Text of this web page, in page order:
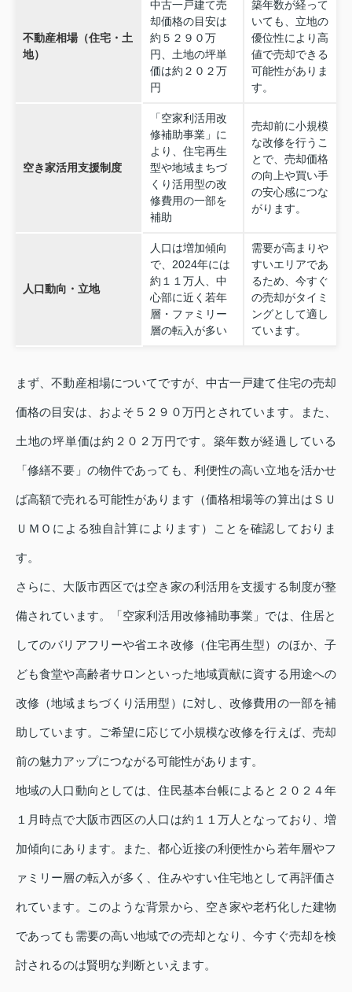
不動産相場（住宅・土
地）
中古一戸建て売
却価格の目安は
約５２９０万
円、土地の坪単
価は約２０２万
円
築年数が経って
いても、立地の
優位性により高
値で売却できる
可能性がありま
す。
空き家活用支援制度
「空家利活用改
修補助事業」に
より、住宅再生
型や地域まちづ
くり活用型の改
修費用の一部を
補助
売却前に小規模
な改修を行うこ
とで、売却価格
の向上や買い手
の安心感につな
がります。
人口動向・立地
人口は増加傾向
で、2024年には
約１１万人、中
心部に近く若年
層・ファミリー
層の転入が多い
需要が高まりや
すいエリアであ
るため、今すぐ
の売却がタイミ
ングとして適し
ています。
まず、不動産相場についてですが、中古一戸建て住宅の売却
価格の目安は、およそ５２９０万円とされています。また、
土地の坪単価は約２０２万円です。築年数が経過している
「修繕不要」の物件であっても、利便性の高い立地を活かせ
ば高額で売れる可能性があります（価格相場等の算出はＳＵ
ＵＭＯによる独自計算によります）ことを確認しておりま
す。
さらに、大阪市西区では空き家の利活用を支援する制度が整
備されています。「空家利活用改修補助事業」では、住居と
してのバリアフリーや省エネ改修（住宅再生型）のほか、子
ども食堂や高齢者サロンといった地域貢献に資する用途への
改修（地域まちづくり活用型）に対し、改修費用の一部を補
助しています。ご希望に応じて小規模な改修を行えば、売却
前の魅力アップにつながる可能性があります。
地域の人口動向としては、住民基本台帳によると２０２４年
１月時点で大阪市西区の人口は約１１万人となっており、増
加傾向にあります。また、都心近接の利便性から若年層やフ
ァミリー層の転入が多く、住みやすい住宅地として再評価さ
れています。このような背景から、空き家や老朽化した建物
であっても需要の高い地域での売却となり、今すぐ売却を検
討されるのは賢明な判断といえます。